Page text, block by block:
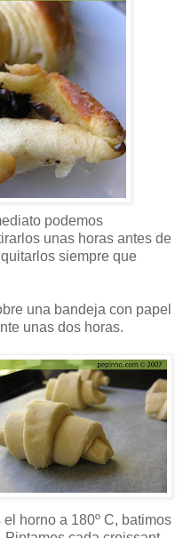
podemos
unas horas antes de
siempre que
una bandeja con papel
unas dos horas.
horno a 180º C, batimos